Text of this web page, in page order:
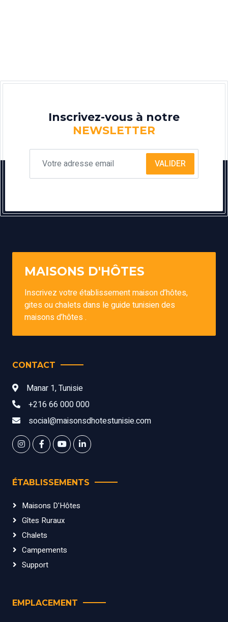
Inscrivez-vous à notre
NEWSLETTER
VALIDER
MAISONS D'HÔTES
Inscrivez votre établissement maison d’hôtes,
gites ou chalets dans le guide tunisien des
maisons d’hôtes .
CONTACT
Manar 1, Tunisie
+216 66 000 000
social@maisonsdhotestunisie.com
ÉTABLISSEMENTS
Maisons D'Hôtes
Gîtes Ruraux
Chalets
Campements
Support
EMPLACEMENT